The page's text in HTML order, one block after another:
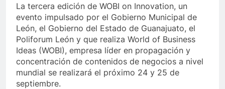
La tercera edición de WOBI on Innovation, un
evento impulsado por el Gobierno Municipal de
León, el Gobierno del Estado de Guanajuato, el
Poliforum León y que realiza World of Business
Ideas (WOBI), empresa líder en propagación y
concentración de contenidos de negocios a nivel
mundial se realizará el próximo 24 y 25 de
septiembre.